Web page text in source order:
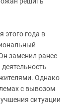
этого года в
заменил ранее
Однако
с вывозом
ситуации